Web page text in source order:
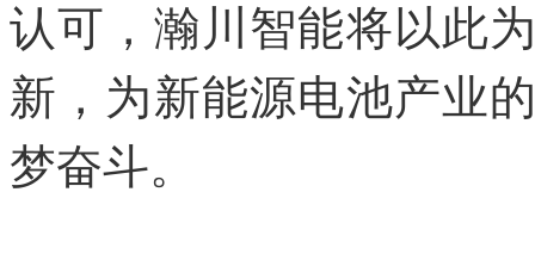
认可，瀚川智能将以此
新，为新能源电池产业
梦奋斗。